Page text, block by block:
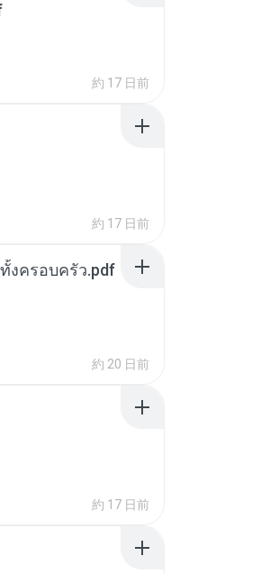
約 17 日前
約 17 日前
งครอบครัว.pdf
約 20 日前
約 17 日前